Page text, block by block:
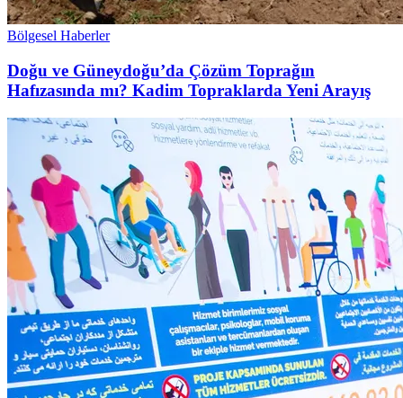
Bölgesel Haberler
Doğu ve Güneydoğu’da Çözüm Toprağın
Hafızasında mı? Kadim Topraklarda Yeni Arayış